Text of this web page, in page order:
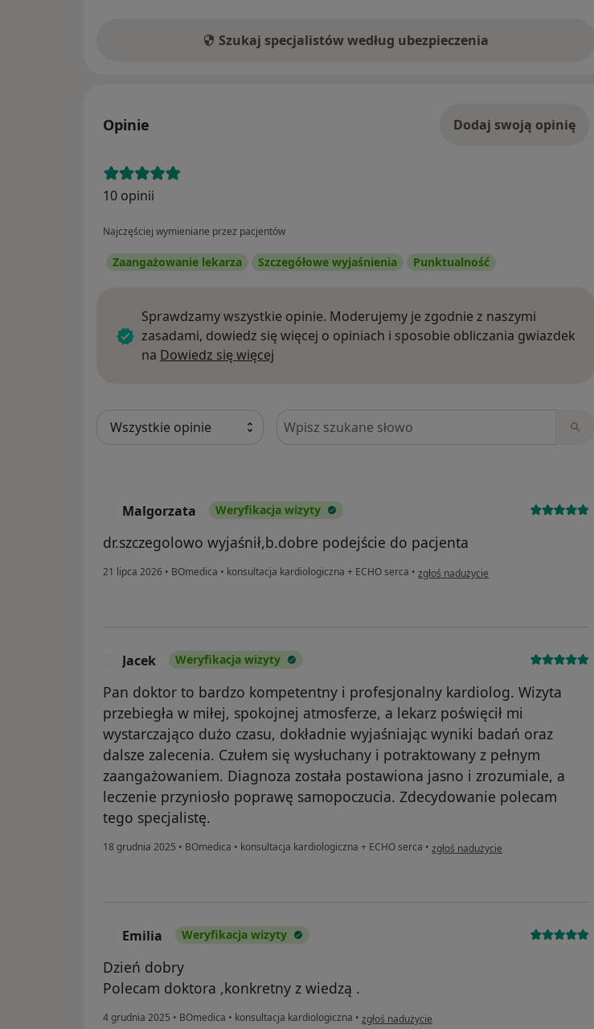
Szukaj specjalistów według ubezpieczenia
Opinie Dodaj swoją opinię
10 opinii
Najczęściej wymieniane przez pacjentów
Zaangażowanie lekarza Szczegółowe wyjaśnienia Punktualność
Sprawdzamy wszystkie opinie. Moderujemy je zgodnie z naszymi
zasadami, dowiedz się więcej o opiniach i sposobie obliczania gwiazdek
na Dowiedz się więcej
Szukaj w opiniach
Malgorzata Weryfikacja wizyty
dr.szczegolowo wyjaśnił,b.dobre podejście do pacjenta
21 lipca 2026 • BOmedica • konsultacja kardiologiczna + ECHO serca • w opinii użytkownika Malgorzata
zgłoś nadużycie
Jacek Weryfikacja wizyty
Pan doktor to bardzo kompetentny i profesjonalny kardiolog. Wizyta
przebiegła w miłej, spokojnej atmosferze, a lekarz poświęcił mi
wystarczająco dużo czasu, dokładnie wyjaśniając wyniki badań oraz
dalsze zalecenia. Czułem się wysłuchany i potraktowany z pełnym
zaangażowaniem. Diagnoza została postawiona jasno i zrozumiale, a
leczenie przyniosło poprawę samopoczucia. Zdecydowanie polecam
tego specjalistę.
18 grudnia 2025 • BOmedica • konsultacja kardiologiczna + ECHO serca • w opinii użytkownika Jacek
zgłoś nadużycie
Emilia Weryfikacja wizyty
Dzień dobry
Polecam doktora ,konkretny z wiedzą .
4 grudnia 2025 • BOmedica • konsultacja kardiologiczna • w opinii użytkownika Emilia
zgłoś nadużycie